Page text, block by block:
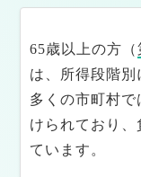
65歳以上の方（
は、所得段階別
多くの市町村
けられており
ています。